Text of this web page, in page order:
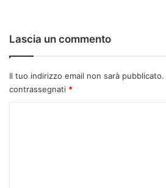
Lascia un commento
Il tuo indirizzo email non sarà pubblicato.
contrassegnati *